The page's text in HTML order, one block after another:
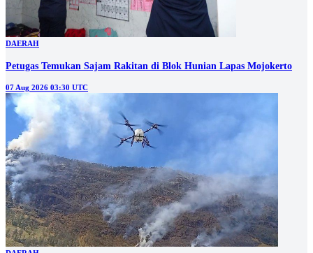
DAERAH
Petugas Temukan Sajam Rakitan di Blok Hunian Lapas Mojokerto
07 Aug 2026 03:30 UTC